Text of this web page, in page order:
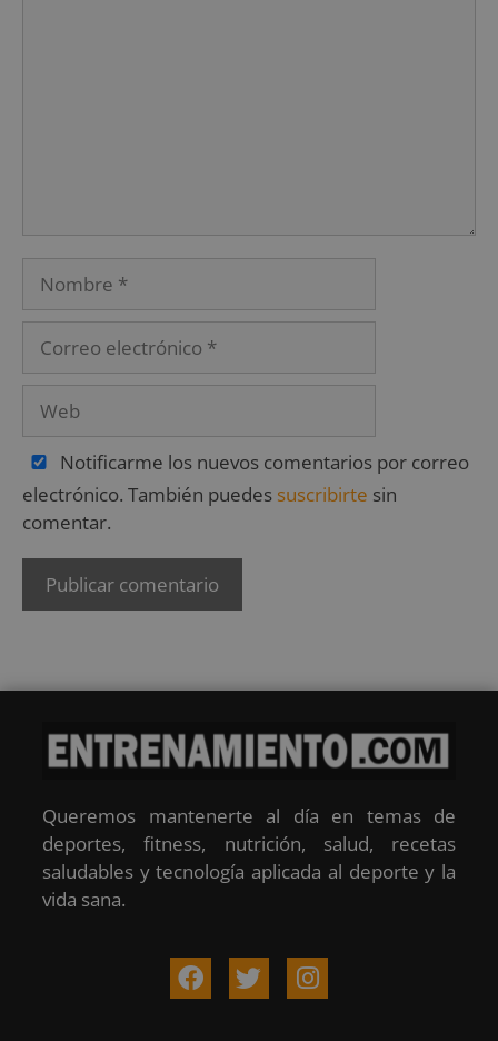
Notificarme los nuevos comentarios por correo
electrónico. También puedes suscribirte sin
comentar.
Queremos mantenerte al día en temas de
deportes, fitness, nutrición, salud, recetas
saludables y tecnología aplicada al deporte y la
vida sana.